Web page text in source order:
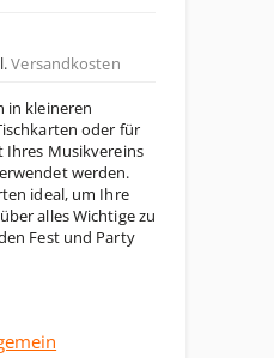
Versandkosten
in kleineren
oder für
Ihres Musikvereins
werden.
ideal, um Ihre
alles Wichtige zu
Fest und Party